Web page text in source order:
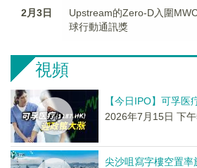
2月3日
Upstream的Zero-D入圍
球行動通訊獎
視頻
【今日IPO】可孚
2026年7月15日 下午
尖沙咀寫字樓空置率